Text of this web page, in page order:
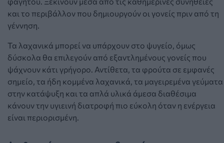
και το περιβάλλον που δημιουργούν οι γονείς πριν από τη
γέννηση.
Τα λαχανικά μπορεί να υπάρχουν στο ψυγείο, όμως
δύσκολα θα επιλεγούν από εξαντλημένους γονείς που
ψάχνουν κάτι γρήγορο. Αντίθετα, τα φρούτα σε εμφανές
σημείο, τα ήδη κομμένα λαχανικά, τα μαγειρεμένα γεύματα
στην κατάψυξη και τα απλά υλικά άμεσα διαθέσιμα
κάνουν την υγιεινή διατροφή πιο εύκολη όταν η ενέργεια
είναι περιορισμένη.